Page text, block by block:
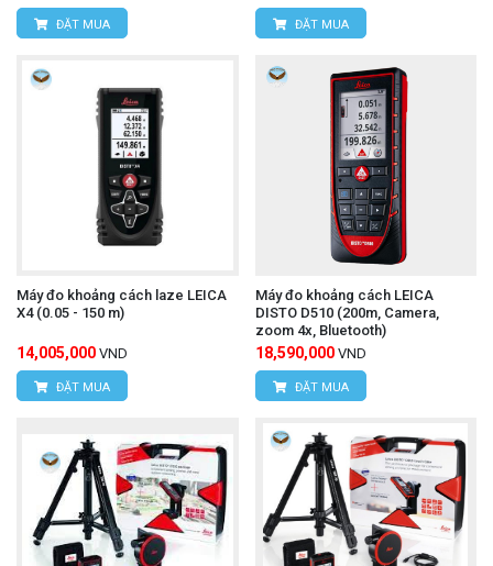
ĐẶT MUA ĐẶT MUA
Máy đo khoảng cách laze LEICA
X4 (0.05 - 150 m)
14,005,000 VND
ĐẶT MUA
Máy đo khoảng cách LEICA
DISTO D510 (200m, Camera,
zoom 4x, Bluetooth)
18,590,000 VND
ĐẶT MUA